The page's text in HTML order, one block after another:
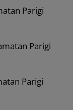
Parigi
Parigi
Parigi